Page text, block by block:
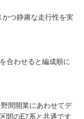
つ静粛な走行性を実
合わせると編成順に
間開業にあわせてデ
間のE7系と共通です